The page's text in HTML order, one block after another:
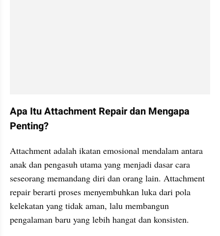
Apa Itu Attachment Repair dan Mengapa
Penting?
Attachment adalah ikatan emosional mendalam antara
anak dan pengasuh utama yang menjadi dasar cara
seseorang memandang diri dan orang lain. Attachment
repair berarti proses menyembuhkan luka dari pola
kelekatan yang tidak aman, lalu membangun
pengalaman baru yang lebih hangat dan konsisten.